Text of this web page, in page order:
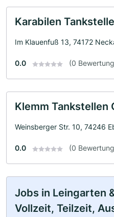
Karabilen
Im Klauenfuß 13, 74172
0.0 (0
Klemm Tankstellen
Weinsberger Str. 10, 74246
0.0 (0
Jobs in Leingarten
Vollzeit, Teilzeit,